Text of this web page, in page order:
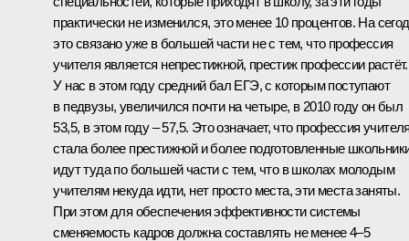
практически не изменился, это менее 10 процентов. На
это связано уже в большей части не с тем, что профессия
учителя является непрестижной, престиж профессии растёт.
У нас в этом году средний бал ЕГЭ, с которым поступают
в педвузы, увеличился почти на четыре, в 2010 году он был
53,5, в этом году – 57,5. Это означает, что профессия
стала более престижной и более подготовленные
идут туда по большей части с тем, что в школах молодым
учителям некуда идти, нет просто места, эти места заняты.
При этом для обеспечения эффективности системы
сменяемость кадров должна составлять не менее 4–5